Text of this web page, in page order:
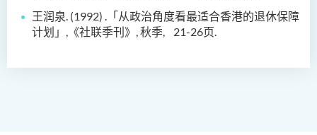
王润泉. (1992) . 「从政治角度看最适合香港的退休保障
计划」 , 《社联季刊》 ,秋季, 21-26页.